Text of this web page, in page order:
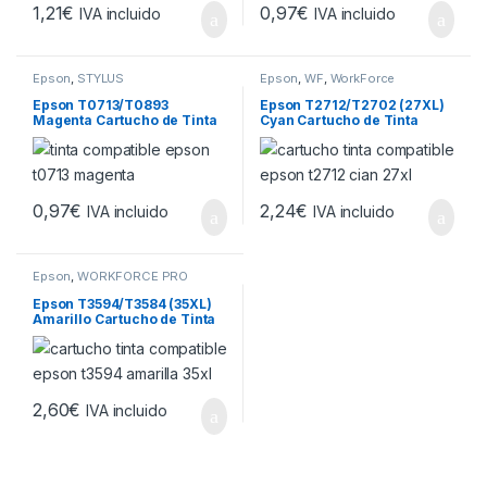
1,21€ IVA incluido 0,97€ IVA incluido
Epson, STYLUS
Epson T0713/T0893
Magenta Cartucho de Tinta
Generico – Reemplaza
C13T07134012/C13T089340
11
0,97€ IVA incluido
Epson,WF, WorkForce
Epson T2712/T2702 (27XL)
Cyan Cartucho de Tinta
Generico – Reemplaza
C13T27124012/C13T270240
2,24€ IVA incluido
Epson,WORKFORCE PRO
Epson T3594/T3584 (35XL)
Amarillo Cartucho de Tinta
Generico – Reemplaza
C13T35944010/C13T3584401
2,60€ IVA incluido